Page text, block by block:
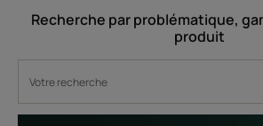
Recherche par problématique,
produit